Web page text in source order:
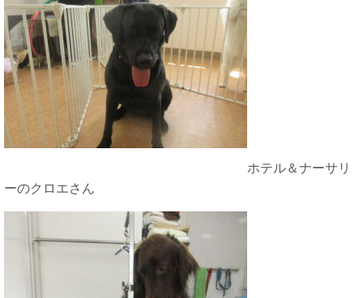
ホテル＆ナーサリ
ーのクロエさん